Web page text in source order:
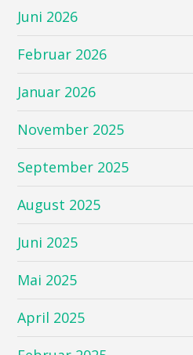
Juni 2026
Februar 2026
Januar 2026
November 2025
September 2025
August 2025
Juni 2025
Mai 2025
April 2025